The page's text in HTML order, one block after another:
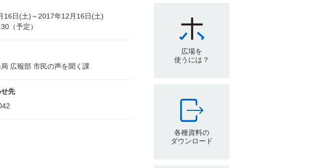
16日(土)～2017年12月16日(土)
（予定）
広報部 市民の声を聞く課
先
広場を
使うには？
各種資料の
ダウンロード